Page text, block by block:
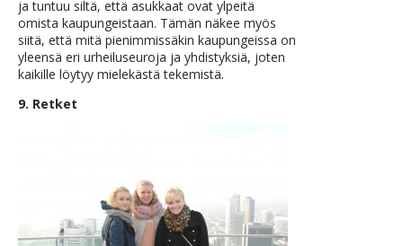
ja tuntuu siltä, että asukkaat ovat ylpeitä
omista kaupungeistaan. Tämän näkee myös
siitä, että mitä pienimmissäkin kaupungeissa on
yleensä eri urheiluseuroja ja yhdistyksiä, joten
kaikille löytyy mielekästä tekemistä.
9. Retket